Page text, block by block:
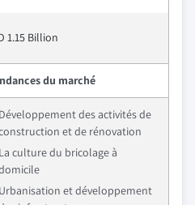
1.15 Billion
du marché
Développement des activités de
et de rénovation
La culture du bricolage à
Urbanisation et développement